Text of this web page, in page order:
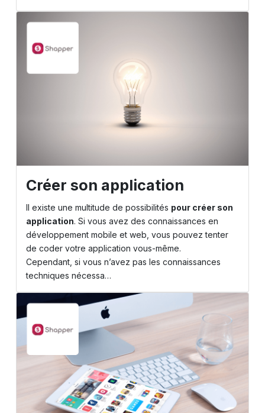
Créer son application
Il existe une multitude de possibilités pour créer son
application. Si vous avez des connaissances en
développement mobile et web, vous pouvez tenter
de coder votre application vous-même.
Cependant, si vous n’avez pas les connaissances
techniques nécessa…